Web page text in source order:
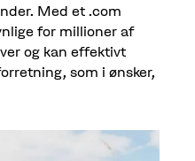
Med et .com
for millioner af
og kan effektivt
som i ønsker,